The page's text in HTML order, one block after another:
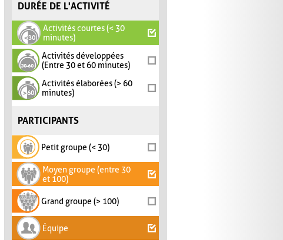
DURÉE DE L'ACTIVITÉ
Activités courtes (< 30
minutes)
Activités développées
(Entre 30 et 60 minutes)
Activités élaborées (> 60
minutes)
PARTICIPANTS
Petit groupe (< 30)
Moyen groupe (entre 30
et 100)
Grand groupe (> 100)
Équipe